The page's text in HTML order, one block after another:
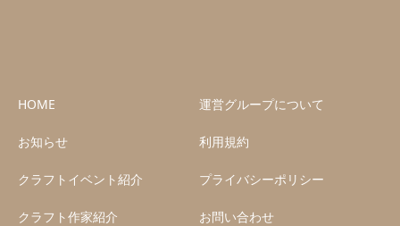
HOME
お知らせ
クラフトイベント紹介
クラフト作家紹介
運営グループについて
利用規約
プライバシーポリシー
お問い合わせ